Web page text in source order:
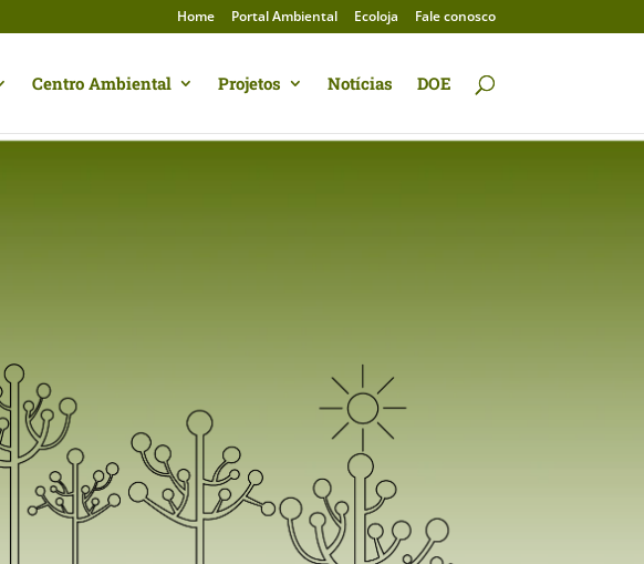
Home Portal Ambiental Ecoloja Fale conosco
Centro Ambiental Projetos Notícias DOE